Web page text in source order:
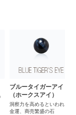
ブルータイガーアイ
（ホークスアイ）
洞察力を高めるといわれる
金運、商売繁盛の石